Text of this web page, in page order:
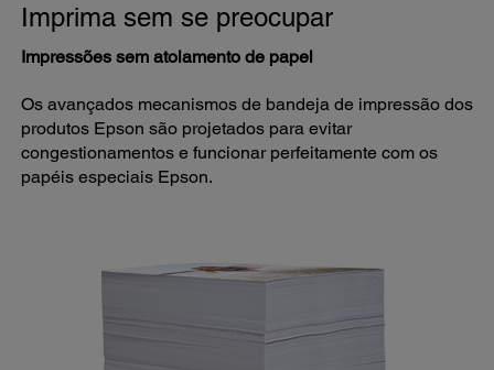
Imprima sem se preocupar
Impressões sem atolamento de papel
Os avançados mecanismos de bandeja de impressão dos
produtos Epson são projetados para evitar
congestionamentos e funcionar perfeitamente com os
papéis especiais Epson.